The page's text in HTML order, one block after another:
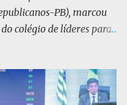
PB), marcou
colégio de líderes para
“deliberar sobre a
em 8 de janeiro de